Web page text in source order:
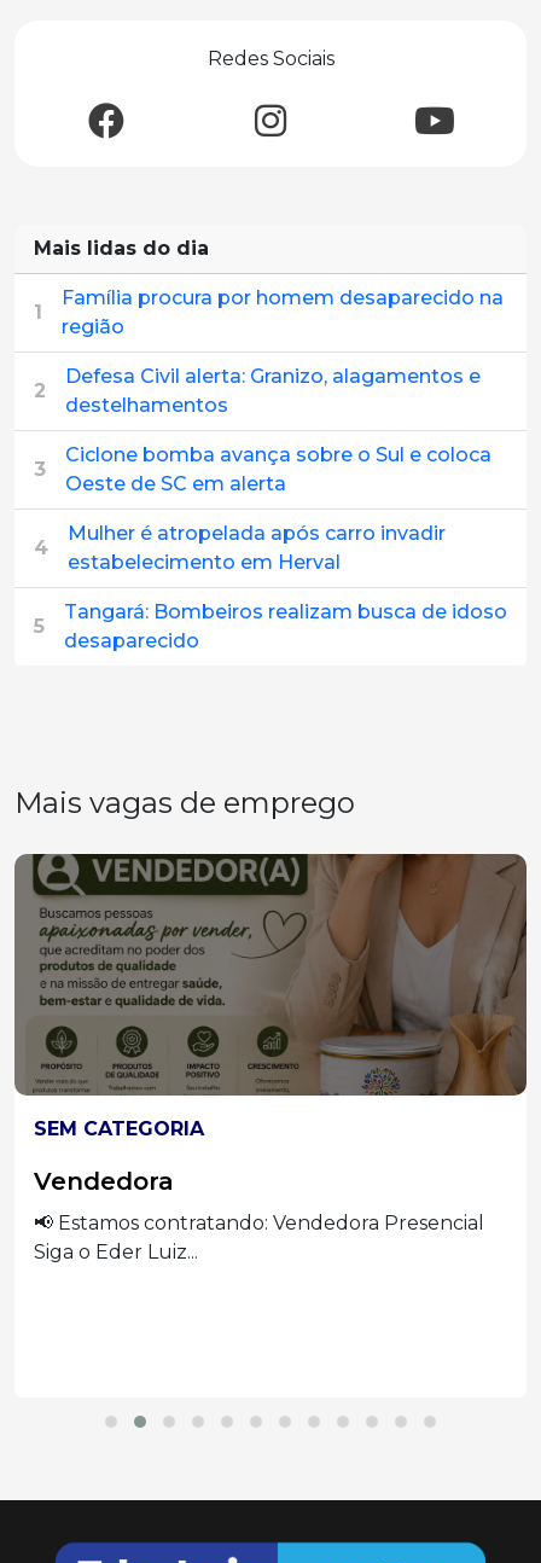
Redes Sociais
Mais lidas do dia
1
Família procura por homem desaparecido na
região
2
Defesa Civil alerta: Granizo, alagamentos e
destelhamentos
3
Ciclone bomba avança sobre o Sul e coloca
Oeste de SC em alerta
4
Mulher é atropelada após carro invadir
estabelecimento em Herval
5
Tangará: Bombeiros realizam busca de idoso
desaparecido
Mais vagas de emprego
SEM CATEGORIA
Vendedora
📢 Estamos contratando: Vendedora Presencial
Siga o Eder Luiz...